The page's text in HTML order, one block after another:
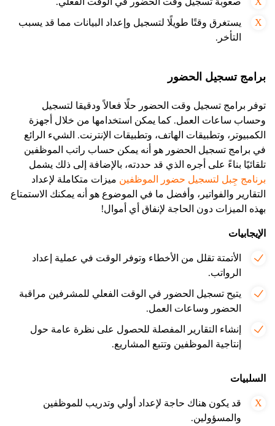
يستغرق وقتًا طويلًا لتسجيل وإعداد البيانات مما قد يسبب
التأخر.
برامج تسجيل الحضور
توفر برامج تسجيل وقت الحضور حلًا فعالاً ودقيقا لتسجيل
وحساب ساعات العمل. كما يمكن استخدامها من خلال أجهزة
الكمبيوتر، وتطبيقات الهاتف، وتطبيقات الإنترنت. الشيء الرائع
في برامج تسجيل الحضور هو أنه يمكن حساب راتب الموظفين
تلقائيًا بناءً على أجره الذي قد حددته، بالإضافة إلى ذلك يشمل
برنامج جِبل لتسجيل حضور الموظفين ميزات متكاملة لإعداد
التقارير والفواتير، وأفضل ما في الموضوع هو أنه يمكنك الاستمتاع
بهذه الميزات دون الحاجة لإنفاق أي أموال!
الإيجابيات
الأتمتة تقلل من الأخطاء وتوفر الوقت في عملية إعداد
الرواتب.
يتيح تسجيل الحضور في الوقت الفعلي للمشرفين مراقبة
الحضور وساعات العمل.
إنشاء التقارير المفصلة للحصول على نظرة عامة حول
إنتاجية الموظفين وتتبع المشاريع.
السلبيات
قد يكون هناك حاجة لإعداد أولي وتدريب للموظفين
والمسؤولين.